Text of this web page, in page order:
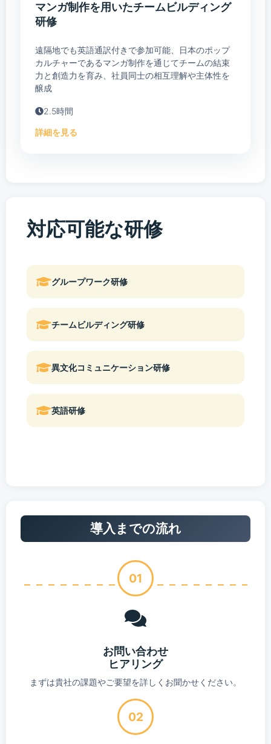
マンガ制作を⽤いたチームビルディング
研修
遠隔地でも英語通訳付きで参加可能、日本のポップ
カルチャーであるマンガ制作を通じてチームの結束
力と創造力を育み、社員同士の相互理解や主体性を
醸成
2.5時間
詳細を見る
対応可能な研修
グループワーク研修
チームビルディング研修
異文化コミュニケーション研修
英語研修
導入までの流れ
01
お問い合わせ
ヒアリング
まずは貴社の課題やご要望を詳しくお聞かせください。
02